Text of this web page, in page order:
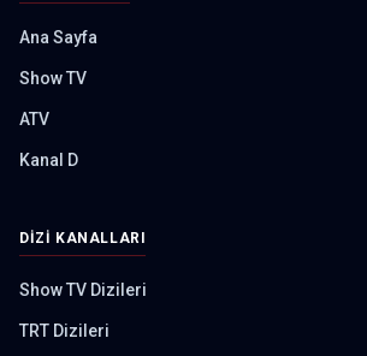
Ana Sayfa
Show TV
ATV
Kanal D
DIZI KANALLARI
Show TV Dizileri
TRT Dizileri